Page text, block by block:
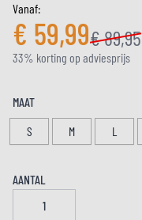
Vanaf:
€ 59,99€ 89,95
33% korting op adviesprijs
MAAT
S
M L
AANTAL